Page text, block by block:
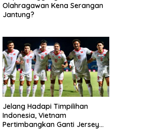
Olahragawan Kena Serangan
Jantung?
Jelang Hadapi Timpilihan
Indonesia, Vietnam
Pertimbangkan Ganti Jersey